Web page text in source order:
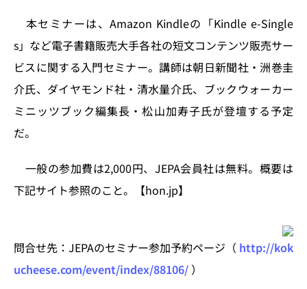
本セミナーは、Amazon Kindleの「Kindle e-Single
s」など電子書籍販売大手各社の短文コンテンツ販売サー
ビスに関する入門セミナー。講師は朝日新聞社・洲巻圭
介氏、ダイヤモンド社・清水量介氏、ブックウォーカー
ミニッツブック編集長・松山加寿子氏が登壇する予定
だ。
一般の参加費は2,000円、JEPA会員社は無料。概要は
下記サイト参照のこと。【hon.jp】
問合せ先：JEPAのセミナー参加予約ページ（ http://kok
ucheese.com/event/index/88106/ ）